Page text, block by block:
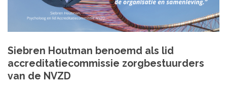
Siebren Houtman benoemd als lid
accreditatiecommissie zorgbestuurders
van de NVZD